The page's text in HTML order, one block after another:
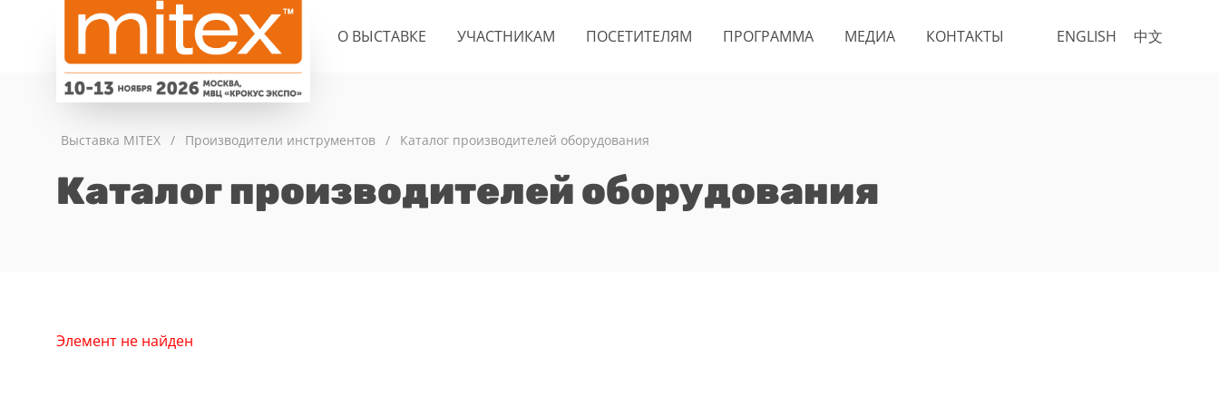
ENGLISH 中文
О ВЫСТАВКЕ УЧАСТНИКАМ ПОСЕТИТЕЛЯМ ПРОГРАММА МЕДИА КОНТАКТЫ
Выставка MITEX / Производители инструментов / Каталог производителей оборудования
Каталог производителей оборудования
Элемент не найден